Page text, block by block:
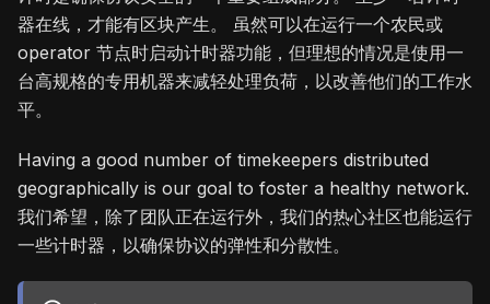
器在线，才能有区块产生。 虽然可以在运行一个农民或
operator 节点时启动计时器功能，但理想的情况是使用一
台高规格的专用机器来减轻处理负荷，以改善他们的工作水
平。
Having a good number of timekeepers distributed
geographically is our goal to foster a healthy network.
我们希望，除了团队正在运行外，我们的热心社区也能运行
一些计时器，以确保协议的弹性和分散性。